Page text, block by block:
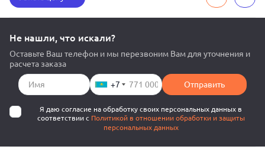
Не нашли, что искали?
Оставьте Ваш телефон и мы перезвоним Вам для уточнения и
расчета заказа
+7 Отправить
Я даю согласие на обработку своих персональных данных в
соответствии с Политикой в отношении обработки и защиты
персональных данных